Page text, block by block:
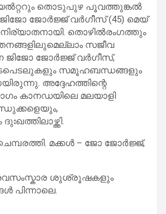
തൊടുപുഴ പൂവത്തുങ്കൽ
ജോർജ്ജ് വർഗീസ് (45) മെയ്
തൊഴിൽരംഗത്തും
സജീവ
ജിജോ ജോർജ്ജ് വർഗീസ്,
സമൂഹബന്ധങ്ങളും
അദ്ദേഹത്തിന്റെ
കാനഡയിലെ മലയാളി
മക്കൾ – ജോ ജോർജ്ജ്,
ശുശ്രൂഷകളും
പിന്നാലെ.